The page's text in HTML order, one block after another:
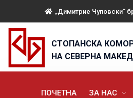
„Димитрие Чуповски“
СТОПАНСКА
НА СЕВЕРНА
ПОЧЕТНА ЗА НАС